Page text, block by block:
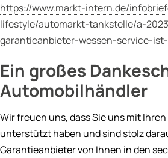
https://www.markt-intern.de/
lifestyle/automarkt-tankstelle/a-
garantieanbieter-wessen-service-
Ein großes
Automobilhändler
Wir freuen uns, dass Sie uns mit
unterstützt haben und sind stolz
Garantieanbieter von Ihnen in den